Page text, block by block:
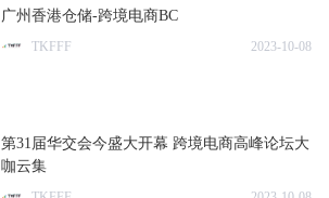
广州香港仓储-跨境电商BC
TKFFF 2023-10-08
第31届华交会今盛大开幕 跨境电商高峰论坛大
咖云集